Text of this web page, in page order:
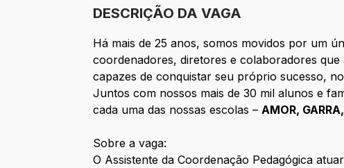
DESCRIÇÃO DA VAGA
Há mais de 25 anos, somos movidos por um
coordenadores, diretores e colaboradores
capazes de conquistar seu próprio sucesso,
Juntos com nossos mais de 30 mil alunos e
cada uma das nossas escolas –AMOR,
Sobre a vaga:
O Assistente da Coordenação Pedagógica